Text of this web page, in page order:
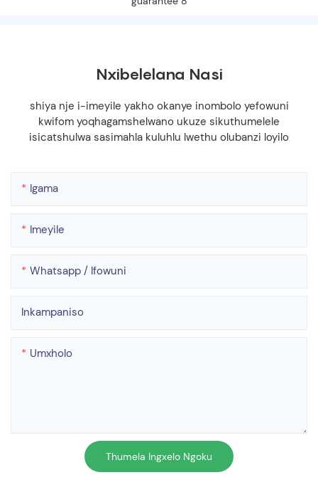
Nxibelelana Nasi
shiya nje i-imeyile yakho okanye inombolo yefowuni
kwifom yoqhagamshelwano ukuze sikuthumelele
isicatshulwa sasimahla kuluhlu lwethu olubanzi loyilo
Igama
Imeyile
Whatsapp / Ifowuni
Inkampaniso
Umxholo
Thumela Ingxelo Ngoku